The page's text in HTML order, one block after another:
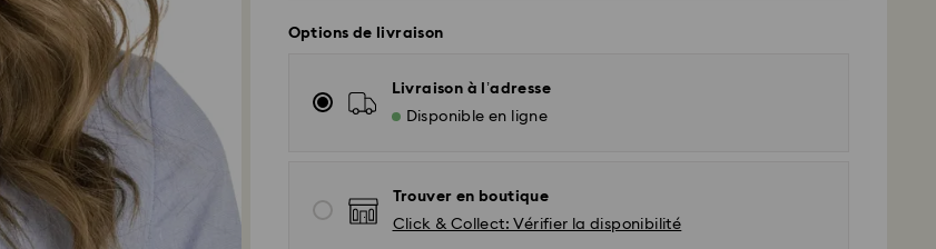
Options de livraison
Livraison à l’adresse
Disponible en ligne
Trouver en boutique
Click & Collect: Vérifier la disponibilité